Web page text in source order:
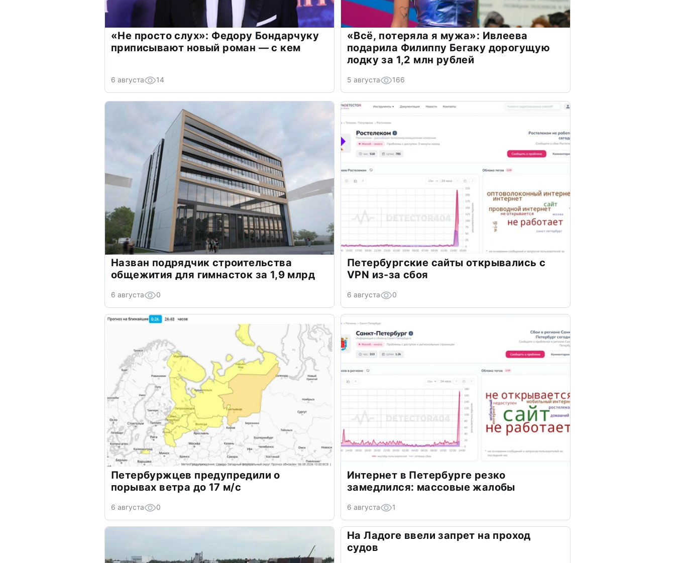
«Не просто слух»: Федору Бондарчуку
приписывают новый роман — с кем
6 августа 14
«Всё, потеряла я мужа»: Ивлеева
подарила Филиппу Бегаку дорогущую
лодку за 1,2 млн рублей
5 августа 166
Назван подрядчик строительства
общежития для гимнасток за 1,9 млрд
6 августа 0
Петербургские сайты открывались с
VPN из-за сбоя
6 августа 0
Петербуржцев предупредили о
порывах ветра до 17 м/с
6 августа 0
Интернет в Петербурге резко
замедлился: массовые жалобы
6 августа 1
На Ладоге ввели запрет на проход
судов